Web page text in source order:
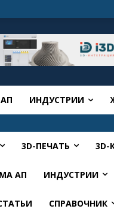
ИНДУСТРИИ
3D-ПЕЧАТЬ 3D-
АП ИНДУСТРИИ
СПРАВОЧНИК